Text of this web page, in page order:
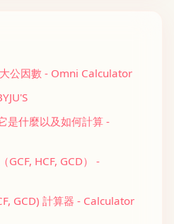
公因數 - Omni Calculator
是什麼以及如何計算 -
GCF, HCF, GCD） -
GCD) 計算器 - Calculator